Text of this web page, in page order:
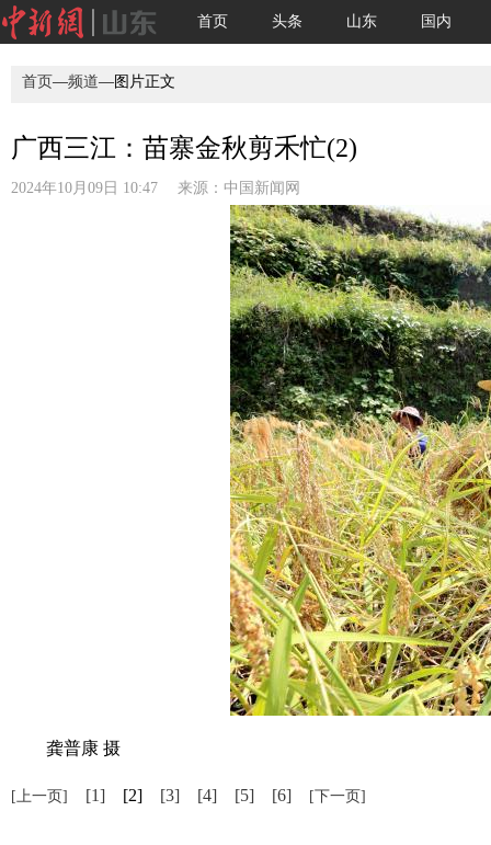
首页 头条 山东 国内
首页—频道—图片正文
广西三江：苗寨金秋剪禾忙(2)
2024年10月09日 10:47 来源： 中国新闻网
龚普康 摄
[上一页] [1] [2] [3] [4] [5] [6] [下一页]